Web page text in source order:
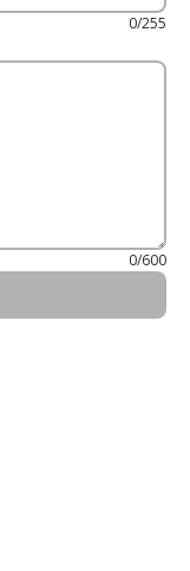
0/255
0/600